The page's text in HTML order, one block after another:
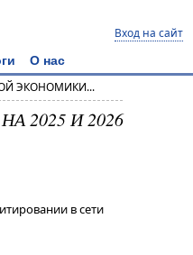
Вход на сайт
О нас
ЭКОНОМИКИ...
2025 И 2026
в сети